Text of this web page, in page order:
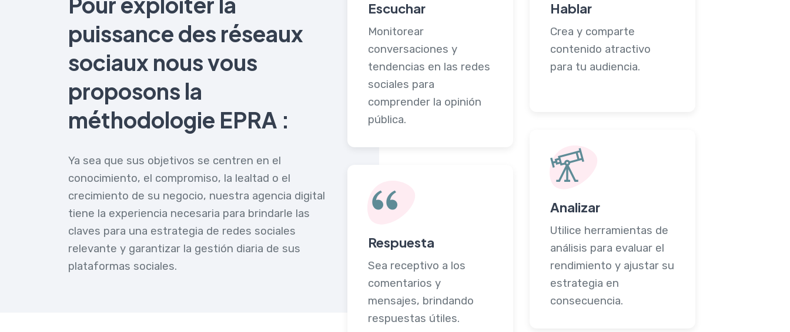
puissance des réseaux
sociaux nous vous
proposons la
méthodologie EPRA :
Ya sea que sus objetivos se centren en el
conocimiento, el compromiso, la lealtad o el
crecimiento de su negocio, nuestra agencia digital
tiene la experiencia necesaria para brindarle las
claves para una estrategia de redes sociales
relevante y garantizar la gestión diaria de sus
plataformas sociales.
Escuchar
Monitorear
conversaciones y
tendencias en las redes
sociales para
comprender la opinión
pública.
Respuesta
Sea receptivo a los
comentarios y
mensajes, brindando
respuestas útiles.
Hablar
Crea y comparte
contenido atractivo
para tu audiencia.
Analizar
Utilice herramientas de
análisis para evaluar el
rendimiento y ajustar su
estrategia en
consecuencia.